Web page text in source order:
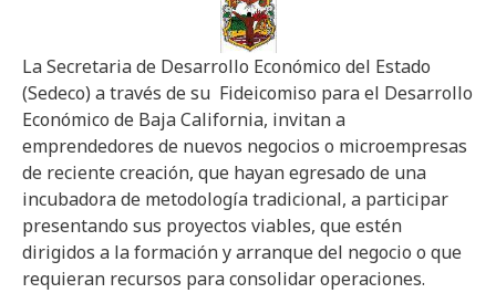
La Secretaria de Desarrollo Económico del Estado
(Sedeco) a través de su Fideicomiso para el Desarrollo
Económico de Baja California, invitan a
emprendedores de nuevos negocios o microempresas
de reciente creación, que hayan egresado de una
incubadora de metodología tradicional, a participar
presentando sus proyectos viables, que estén
dirigidos a la formación y arranque del negocio o que
requieran recursos para consolidar operaciones.